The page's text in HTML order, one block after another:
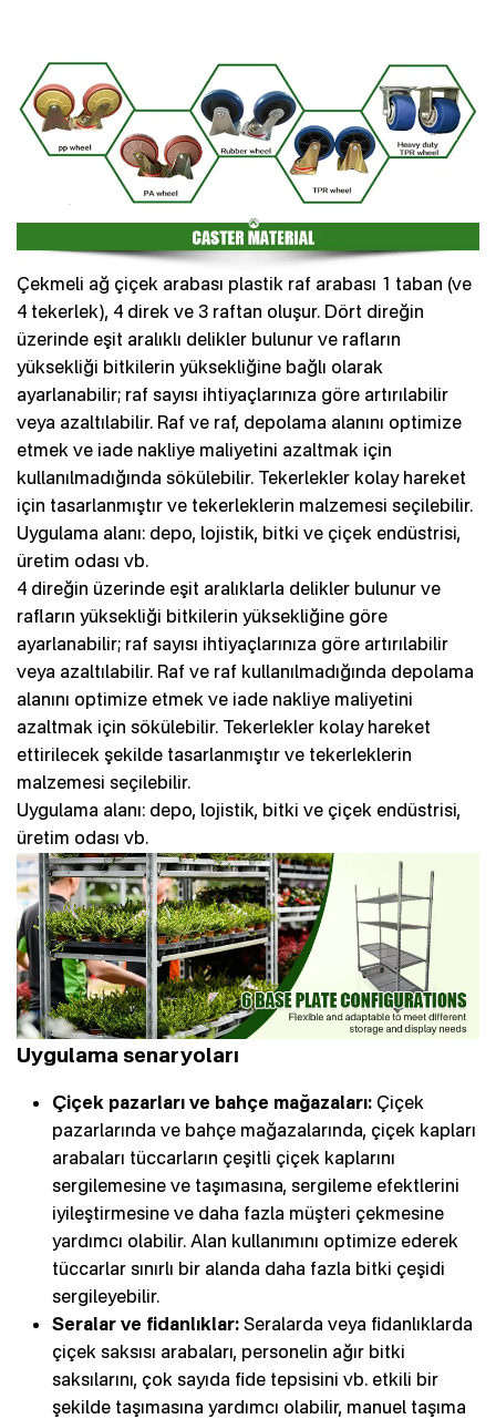
Çekmeli ağ çiçek arabası plastik raf arabası 1 taban (ve
4 tekerlek), 4 direk ve 3 raftan oluşur. Dört direğin
üzerinde eşit aralıklı delikler bulunur ve rafların
yüksekliği bitkilerin yüksekliğine bağlı olarak
ayarlanabilir; raf sayısı ihtiyaçlarınıza göre artırılabilir
veya azaltılabilir. Raf ve raf, depolama alanını optimize
etmek ve iade nakliye maliyetini azaltmak için
kullanılmadığında sökülebilir. Tekerlekler kolay hareket
için tasarlanmıştır ve tekerleklerin malzemesi seçilebilir.
Uygulama alanı: depo, lojistik, bitki ve çiçek endüstrisi,
üretim odası vb.
4 direğin üzerinde eşit aralıklarla delikler bulunur ve
rafların yüksekliği bitkilerin yüksekliğine göre
ayarlanabilir; raf sayısı ihtiyaçlarınıza göre artırılabilir
veya azaltılabilir. Raf ve raf kullanılmadığında depolama
alanını optimize etmek ve iade nakliye maliyetini
azaltmak için sökülebilir. Tekerlekler kolay hareket
ettirilecek şekilde tasarlanmıştır ve tekerleklerin
malzemesi seçilebilir.
Uygulama alanı: depo, lojistik, bitki ve çiçek endüstrisi,
üretim odası vb.
Uygulama senaryoları
Çiçek pazarları ve bahçe mağazaları: Çiçek
pazarlarında ve bahçe mağazalarında, çiçek kapları
arabaları tüccarların çeşitli çiçek kaplarını
sergilemesine ve taşımasına, sergileme efektlerini
iyileştirmesine ve daha fazla müşteri çekmesine
yardımcı olabilir. Alan kullanımını optimize ederek
tüccarlar sınırlı bir alanda daha fazla bitki çeşidi
sergileyebilir.
Seralar ve fidanlıklar: Seralarda veya fidanlıklarda
çiçek saksısı arabaları, personelin ağır bitki
saksılarını, çok sayıda fide tepsisini vb. etkili bir
şekilde taşımasına yardımcı olabilir, manuel taşıma